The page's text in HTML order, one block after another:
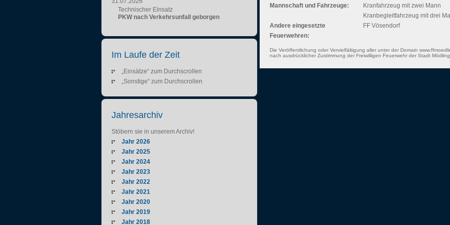
Mannschaft und Fahrzeuge:
Kranfahrzeug mit zwei Mann
Kranbegleitfahrzeug mit drei
Andere eingesetzte
Feuerwehren:
FF Vösendorf
Die Veröffentlichung oder Vervielfältigung aller unter der Domain
nach ausdrücklicher Zustimmung der Freiwilligen Feuerwehr der Stadt
Technischer Einsatz
PKW nach Verkehrsunfall geborgen
Im Laufe der Zeit
„Einsätze“ zum Durchscrollen
„Sonstige“ zum Durchscrollen
Jahresarchiv
Stöbern sie in unserem Archiv!
Jahr 2026
Jahr 2025
Jahr 2024
Jahr 2023
Jahr 2022
Jahr 2021
Jahr 2020
Jahr 2019
Jahr 2018